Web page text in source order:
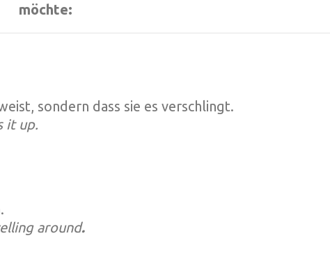
möchte:
sondern dass sie es verschlingt.
it up.
around.